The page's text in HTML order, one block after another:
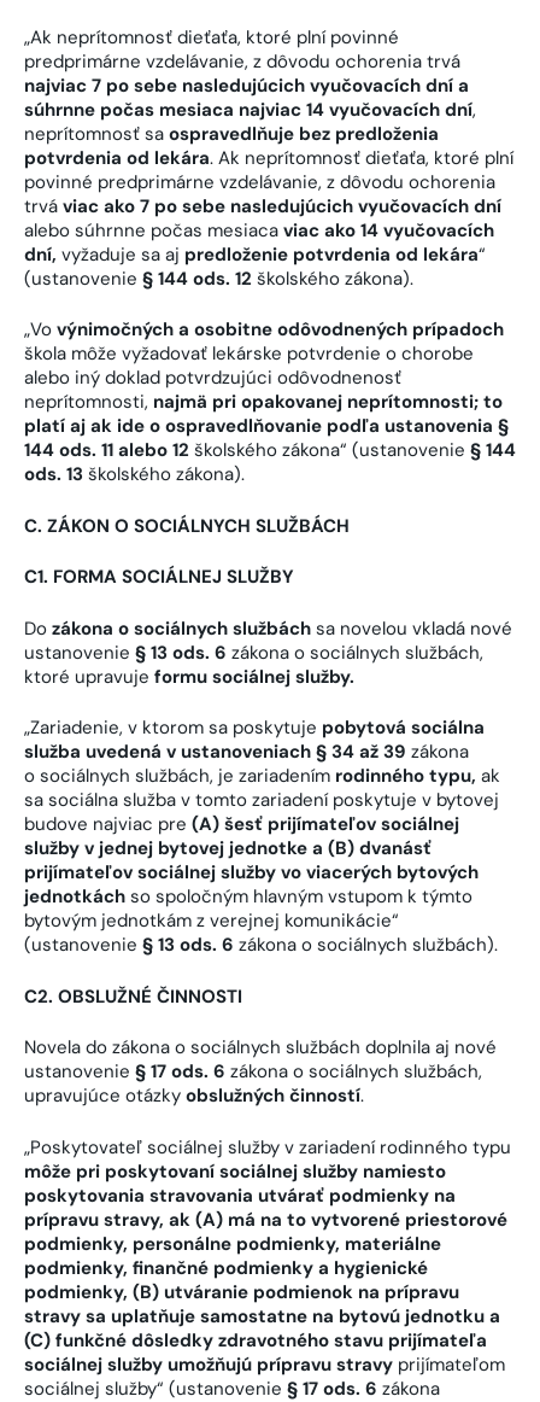
„Ak neprítomnosť dieťaťa, ktoré plní povinné
predprimárne vzdelávanie, z dôvodu ochorenia trvá
najviac 7 po sebe nasledujúcich vyučovacích dní a
súhrnne počas mesiaca najviac 14 vyučovacích dní,
neprítomnosť sa ospravedlňuje bez predloženia
potvrdenia od lekára. Ak neprítomnosť dieťaťa, ktoré plní
povinné predprimárne vzdelávanie, z dôvodu ochorenia
trvá viac ako 7 po sebe nasledujúcich vyučovacích dní
alebo súhrnne počas mesiaca viac ako 14 vyučovacích
dní, vyžaduje sa aj predloženie potvrdenia od lekára“
(ustanovenie § 144 ods. 12 školského zákona).
„Vo výnimočných a osobitne odôvodnených prípadoch
škola môže vyžadovať lekárske potvrdenie o chorobe
alebo iný doklad potvrdzujúci odôvodnenosť
neprítomnosti, najmä pri opakovanej neprítomnosti; to
platí aj ak ide o ospravedlňovanie podľa ustanovenia §
144 ods. 11 alebo 12 školského zákona“ (ustanovenie § 144
ods. 13 školského zákona).
C. ZÁKON O SOCIÁLNYCH SLUŽBÁCH
C1. FORMA SOCIÁLNEJ SLUŽBY
Do zákona o sociálnych službách sa novelou vkladá nové
ustanovenie § 13 ods. 6 zákona o sociálnych službách,
ktoré upravuje formu sociálnej služby.
„Zariadenie, v ktorom sa poskytuje pobytová sociálna
služba uvedená v ustanoveniach § 34 až 39 zákona
o sociálnych službách, je zariadením rodinného typu, ak
sa sociálna služba v tomto zariadení poskytuje v bytovej
budove najviac pre (A) šesť prijímateľov sociálnej
služby v jednej bytovej jednotke a (B) dvanásť
prijímateľov sociálnej služby vo viacerých bytových
jednotkách so spoločným hlavným vstupom k týmto
bytovým jednotkám z verejnej komunikácie“
(ustanovenie § 13 ods. 6 zákona o sociálnych službách).
C2. OBSLUŽNÉ ČINNOSTI
Novela do zákona o sociálnych službách doplnila aj nové
ustanovenie § 17 ods. 6 zákona o sociálnych službách,
upravujúce otázky obslužných činností.
„Poskytovateľ sociálnej služby v zariadení rodinného typu
môže pri poskytovaní sociálnej služby namiesto
poskytovania stravovania utvárať podmienky na
prípravu stravy, ak (A) má na to vytvorené priestorové
podmienky, personálne podmienky, materiálne
podmienky, finančné podmienky a hygienické
podmienky, (B) utváranie podmienok na prípravu
stravy sa uplatňuje samostatne na bytovú jednotku a
(C) funkčné dôsledky zdravotného stavu prijímateľa
sociálnej služby umožňujú prípravu stravy prijímateľom
sociálnej služby“ (ustanovenie § 17 ods. 6 zákona